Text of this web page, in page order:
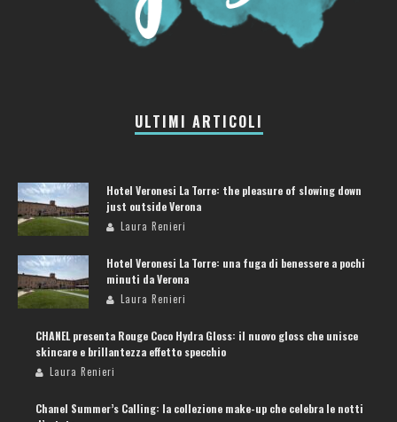
ULTIMI ARTICOLI
Hotel Veronesi La Torre: the pleasure of slowing down
just outside Verona
Laura Renieri
Hotel Veronesi La Torre: una fuga di benessere a pochi
minuti da Verona
Laura Renieri
CHANEL presenta Rouge Coco Hydra Gloss: il nuovo gloss che unisce
skincare e brillantezza effetto specchio
Laura Renieri
Chanel Summer’s Calling: la collezione make-up che celebra le notti